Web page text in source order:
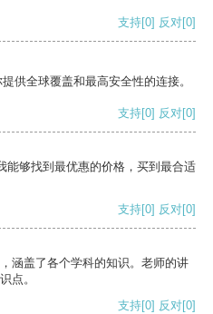
支持[0] 反对[0]
供全球覆盖和最高安全性的连接。
支持[0] 反对[0]
能够找到最优惠的价格，买到最合适
支持[0] 反对[0]
涵盖了各个学科的知识。老师的讲
点。
支持[0] 反对[0]